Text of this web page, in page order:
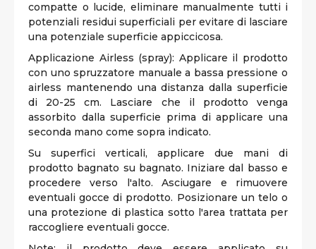
compatte o lucide, eliminare manualmente tutti i
potenziali residui superficiali per evitare di lasciare
una potenziale superficie appiccicosa.
Applicazione Airless (spray): Applicare il prodotto
con uno spruzzatore manuale a bassa pressione o
airless mantenendo una distanza dalla superficie
di 20-25 cm. Lasciare che il prodotto venga
assorbito dalla superficie prima di applicare una
seconda mano come sopra indicato.
Su superfici verticali, applicare due mani di
prodotto bagnato su bagnato. Iniziare dal basso e
procedere verso l'alto. Asciugare e rimuovere
eventuali gocce di prodotto. Posizionare un telo o
una protezione di plastica sotto l'area trattata per
raccogliere eventuali gocce.